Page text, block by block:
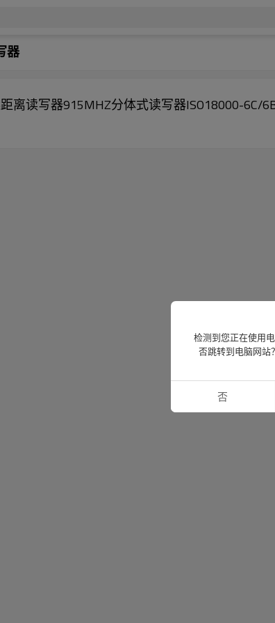
器
离读写器915MHZ分体式读写器ISO18000-6C/
检测到您正在使用
否跳转到电脑网站
否